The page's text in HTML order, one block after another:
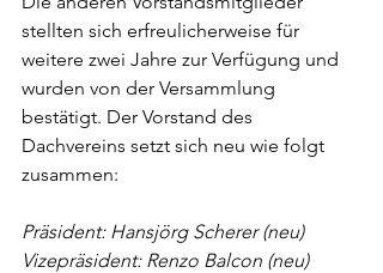
stellten sich erfreulicherweise für
weitere zwei Jahre zur Verfügung und
wurden von der Versammlung
bestätigt. Der Vorstand des
Dachvereins setzt sich neu wie folgt
zusammen:
Präsident: Hansjörg Scherer (neu)
Vizepräsident: Renzo Balcon (neu)